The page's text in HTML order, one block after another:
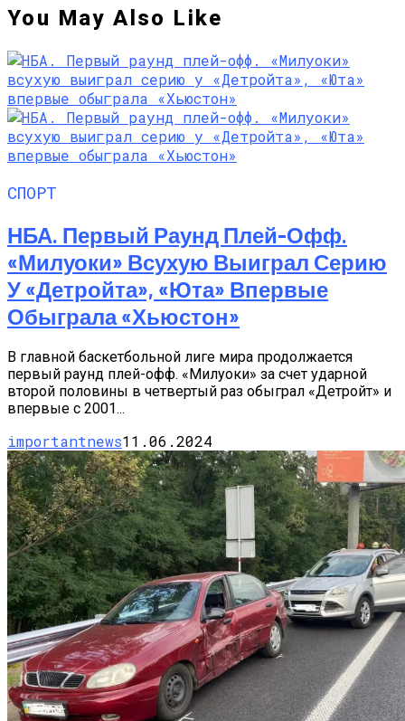
You May Also Like
СПОРТ
НБА. Первый Раунд Плей-Офф.
«Милуоки» Всухую Выиграл Серию
У «Детройта», «Юта» Впервые
Обыграла «Хьюстон»
В главной баскетбольной лиге мира продолжается
первый раунд плей-офф. «Милуоки» за счет ударной
второй половины в четвертый раз обыграл «Детройт» и
впервые с 2001...
importantnews11.06.2024